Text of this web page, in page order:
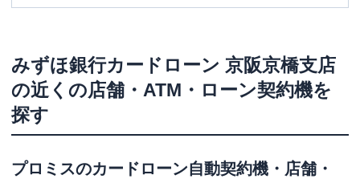
みずほ銀行カードローン 京阪京橋支店
の近くの店舗・ATM・ローン契約機を
探す
プロミスのカードローン自動契約機・店舗・